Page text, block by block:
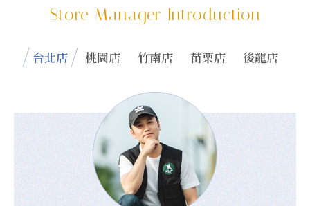
Store Manager Introduction
台北店 桃園店 竹南店 苗栗店 後龍店